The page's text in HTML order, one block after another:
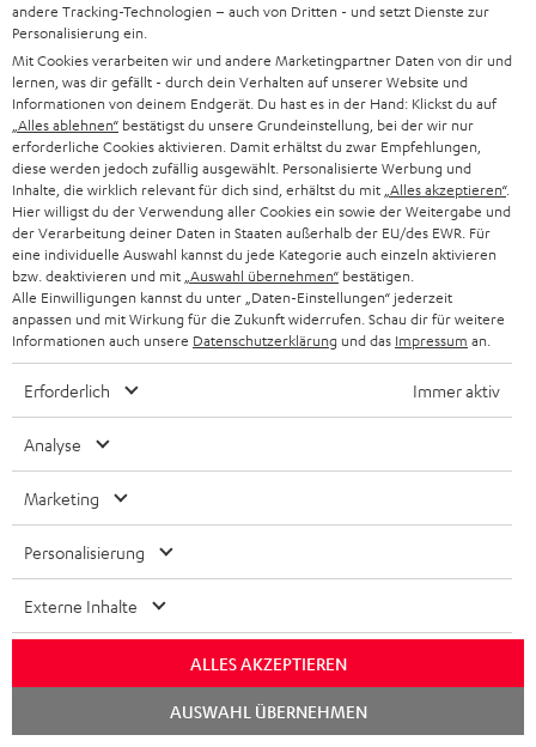
„Der neue Bamster übertrifft seinen Vorgänger in nahezu
allen Belangen“
Area DVD
17.08.2016
Mehr...
Lieferumfang
BAMSTER
1 × 0,5 m Kabel Mini-USB auf USB für BAMSTER
1 × Anschlusskabel Miniklinke 3,5 mm (0,8 m)
Downloads und Service
andere Tracking-Technologien – auch von Dritten - und setzt Dienste zur
Personalisierung ein.
Mit Cookies verarbeiten wir und andere Marketingpartner Daten von dir und
lernen, was dir gefällt - durch dein Verhalten auf unserer Website und
Informationen von deinem Endgerät. Du hast es in der Hand: Klickst du auf
„Alles ablehnen“ bestätigst du unsere Grundeinstellung, bei der wir nur
erforderliche Cookies aktivieren. Damit erhältst du zwar Empfehlungen,
diese werden jedoch zufällig ausgewählt. Personalisierte Werbung und
Inhalte, die wirklich relevant für dich sind, erhältst du mit „Alles akzeptieren“.
Hier willigst du der Verwendung aller Cookies ein sowie der Weitergabe und
der Verarbeitung deiner Daten in Staaten außerhalb der EU/des EWR. Für
eine individuelle Auswahl kannst du jede Kategorie auch einzeln aktivieren
bzw. deaktivieren und mit „Auswahl übernehmen“ bestätigen.
Alle Einwilligungen kannst du unter „Daten-Einstellungen“ jederzeit
anpassen und mit Wirkung für die Zukunft widerrufen. Schau dir für weitere
Informationen auch unsere Datenschutzerklärung und das Impressum an.
Erforderlich Immer aktiv
Analyse
Marketing
Personalisierung
Externe Inhalte
ALLES AKZEPTIEREN
AUSWAHL ÜBERNEHMEN